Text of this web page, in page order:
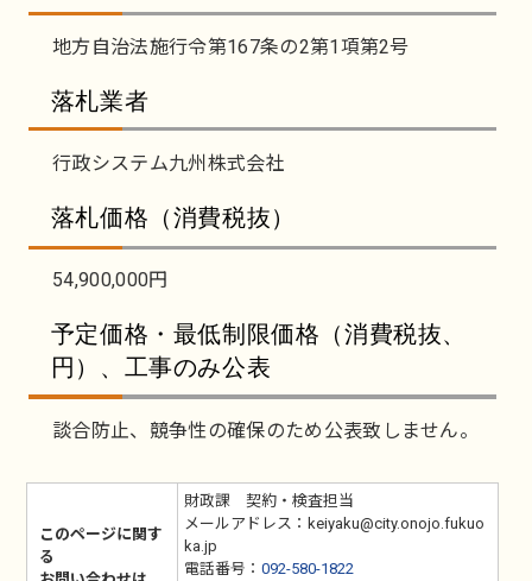
地方自治法施行令第167条の2第1項第2号
落札業者
行政システム九州株式会社
落札価格（消費税抜）
54,900,000円
予定価格・最低制限価格（消費税抜、
円）、工事のみ公表
談合防止、競争性の確保のため公表致しません。
このページに関す
る
財政課 契約・検査担当
メールアドレス：keiyaku@city.onojo.fukuo
ka.jp
電話番号： 092-580-1822